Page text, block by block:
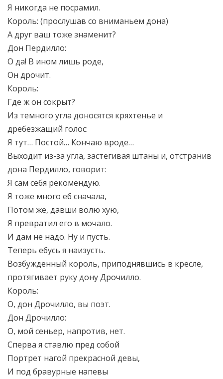
Я никогда не посрамил.
Король: (прослушав со вниманьем дона)
А друг ваш тоже знаменит?
Дон Пердилло:
О да! В ином лишь роде,
Он дрочит.
Король:
Где ж он сокрыт?
Из темного угла доносятся кряхтенье и
дребезжащий голос:
Я тут… Постой… Кончаю вроде…
Выходит из-за угла, застегивая штаны и, отстранив
дона Пердилло, говорит:
Я сам себя рекомендую.
Я тоже много еб сначала,
Потом же, давши волю хую,
Я превратил его в мочало.
И дам не надо. Ну и пусть.
Теперь ебусь я наизусть.
Возбужденный король, приподнявшись в кресле,
протягивает руку дону Дрочилло.
Король:
О, дон Дрочилло, вы поэт.
Дон Дрочилло:
О, мой сеньер, напротив, нет.
Сперва я ставлю пред собой
Портрет нагой прекрасной девы,
И под бравурные напевы